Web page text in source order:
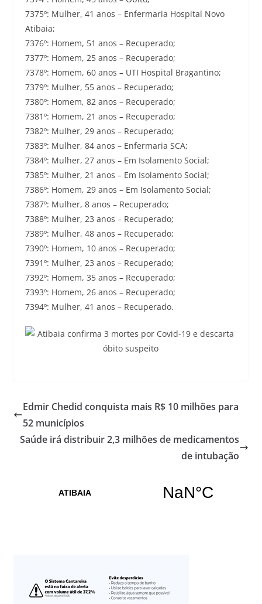
7375º: Mulher, 41 anos – Enfermaria Hospital Novo
Atibaia;
7376º: Homem, 51 anos – Recuperado;
7377º: Homem, 25 anos – Recuperado;
7378º: Homem, 60 anos – UTI Hospital Bragantino;
7379º: Mulher, 55 anos – Recuperado;
7380º: Homem, 82 anos – Recuperado;
7381º: Homem, 21 anos – Recuperado;
7382º: Mulher, 29 anos – Recuperado;
7383º: Mulher, 84 anos – Enfermaria SCA;
7384º: Mulher, 27 anos – Em Isolamento Social;
7385º: Mulher, 21 anos – Em Isolamento Social;
7386º: Homem, 29 anos – Em Isolamento Social;
7387º: Mulher, 8 anos – Recuperado;
7388º: Mulher, 23 anos – Recuperado;
7389º: Mulher, 48 anos – Recuperado;
7390º: Homem, 10 anos – Recuperado;
7391º: Mulher, 23 anos – Recuperado;
7392º: Homem, 35 anos – Recuperado;
7393º: Homem, 26 anos – Recuperado;
7394º: Mulher, 41 anos – Recuperado.
Edmir Chedid conquista mais R$ 10 milhões para
52 municípios
Saúde irá distribuir 2,3 milhões de medicamentos
de intubação